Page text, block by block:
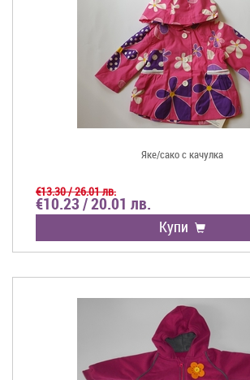
Яке/сако с качулка
€13.30 / 26.01 лв.
€10.23 / 20.01 лв.
Купи